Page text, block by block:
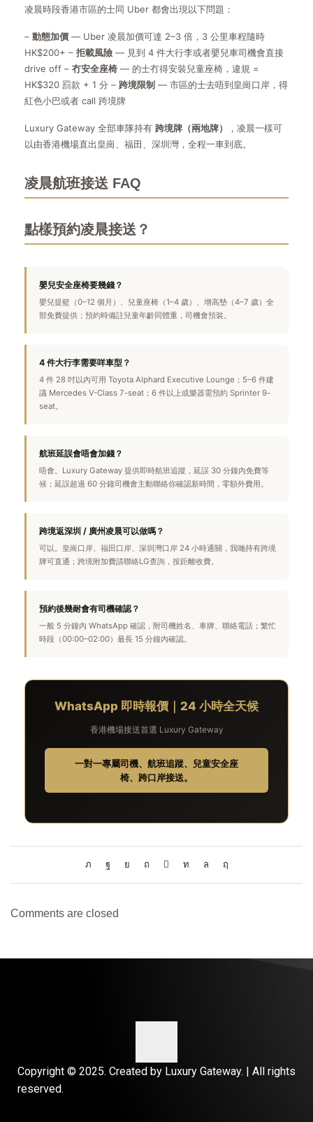
凌晨時段香港市區的士同 Uber 都會出現以下問題：
– 動態加價 — Uber 凌晨加價可達 2–3 倍，3 公里車程隨時
HK$200+ – 拒載風險 — 見到 4 件大行李或者嬰兒車司機會直接
drive off – 冇安全座椅— 的士冇得安裝兒童座椅，違規 =
HK$320 罰款 + 1 分 – 跨境限制 — 市區的士去唔到皇崗口岸，得
紅色小巴或者 call 跨境牌
Luxury Gateway 全部車隊持有 跨境牌（兩地牌）
，凌晨一樣可
以由香港機場直出皇崗、福田、深圳灣，全程一車到底。
凌晨航班接送 FAQ
點樣預約凌晨接送？
嬰兒安全座椅要幾錢？
嬰兒提籃（0–12 個月）、兒童座椅（1–4 歲）、增高墊（4–7 歲）全
部免費提供；預約時備註兒童年齡同體重，司機會預裝。
4 件大行李需要咩車型？
4 件 28 吋以內可用 Toyota Alphard Executive Lounge；5–6 件建
議 Mercedes V-Class 7-seat；6 件以上或樂器需預約 Sprinter 9-
seat。
航班延誤會唔會加錢？
唔會。Luxury Gateway 提供即時航班追蹤，延誤 30 分鐘內免費等
候；延誤超過 60 分鐘司機會主動聯絡你確認新時間，零額外費用。
跨境返深圳 / 廣州凌晨可以做嗎？
可以。皇崗口岸、福田口岸、深圳灣口岸 24 小時通關，我哋持有跨境
牌可直通；跨境附加費請聯絡LG查詢，按距離收費。
預約後幾耐會有司機確認？
一般 5 分鐘內 WhatsApp 確認，附司機姓名、車牌、聯絡電話；繁忙
時段（00:00–02:00）最長 15 分鐘內確認。
WhatsApp 即時報價｜24 小時全天候
香港機場接送首選 Luxury Gateway
一對一專屬司機、航班追蹤、兒童安全座
椅、跨口岸接送。
Comments are closed
Copyright © 2025. Created by Luxury Gateway. | All rights
reserved.